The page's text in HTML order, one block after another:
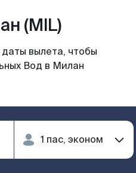
(MIL)
вылета, чтобы
Вод в Милан